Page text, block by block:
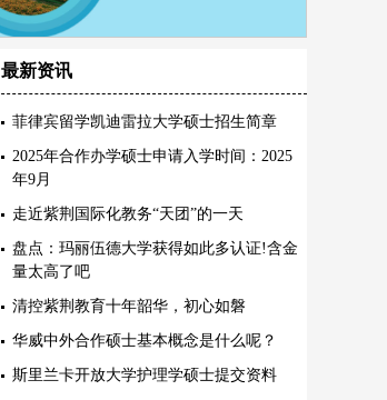
最新资讯
菲律宾留学凯迪雷拉大学硕士招生简章
2025年合作办学硕士申请入学时间：2025
年9月
走近紫荆国际化教务“天团”的一天
盘点：玛丽伍德大学获得如此多认证!含金
量太高了吧
清控紫荆教育十年韶华，初心如磐
华威中外合作硕士基本概念是什么呢？
斯里兰卡开放大学护理学硕士提交资料